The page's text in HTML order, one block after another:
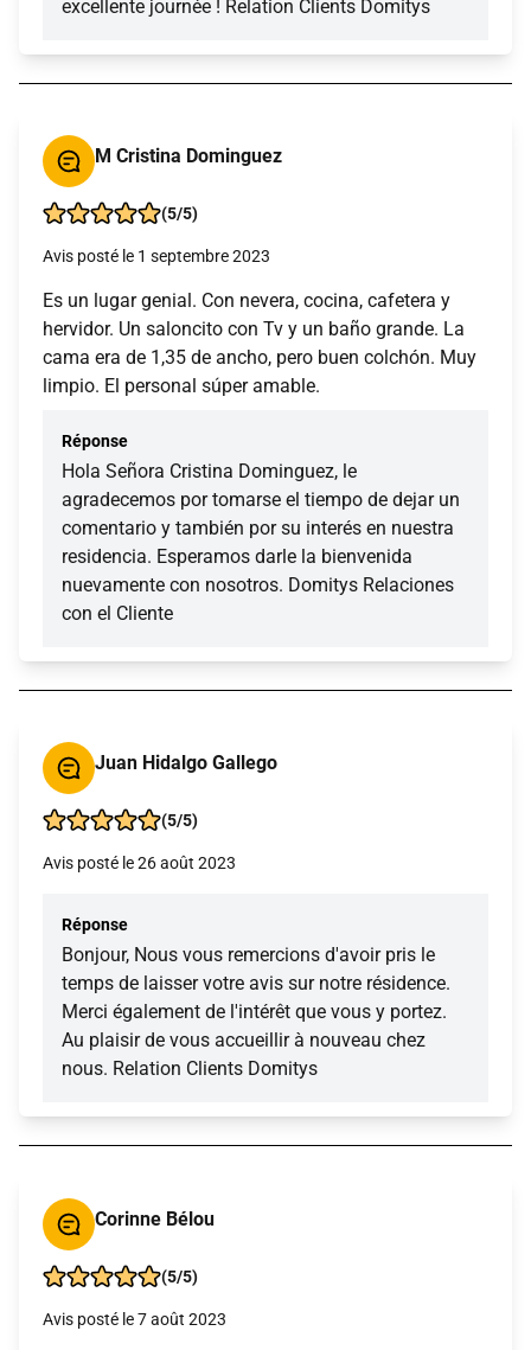
excellente journée ! Relation Clients Domitys
M Cristina Dominguez
(5/5)
Avis posté le 1 septembre 2023
Es un lugar genial. Con nevera, cocina, cafetera y
hervidor. Un saloncito con Tv y un baño grande. La
cama era de 1,35 de ancho, pero buen colchón. Muy
limpio. El personal súper amable.
Réponse
Hola Señora Cristina Dominguez, le
agradecemos por tomarse el tiempo de dejar un
comentario y también por su interés en nuestra
residencia. Esperamos darle la bienvenida
nuevamente con nosotros. Domitys Relaciones
con el Cliente
Juan Hidalgo Gallego
(5/5)
Avis posté le 26 août 2023
Réponse
Bonjour, Nous vous remercions d'avoir pris le
temps de laisser votre avis sur notre résidence.
Merci également de l'intérêt que vous y portez.
Au plaisir de vous accueillir à nouveau chez
nous. Relation Clients Domitys
Corinne Bélou
(5/5)
Avis posté le 7 août 2023